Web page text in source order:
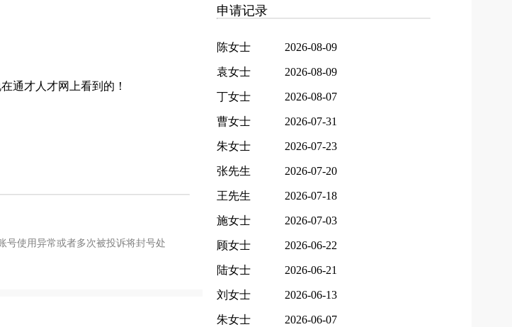
通才人才网上看到的！
号使用异常或者多次被投诉将封号处
申请记录
陈女士 2026-08-09
袁女士 2026-08-09
丁女士 2026-08-07
曹女士 2026-07-31
朱女士 2026-07-23
张先生 2026-07-20
王先生 2026-07-18
施女士 2026-07-03
顾女士 2026-06-22
陆女士 2026-06-21
刘女士 2026-06-13
朱女士 2026-06-07